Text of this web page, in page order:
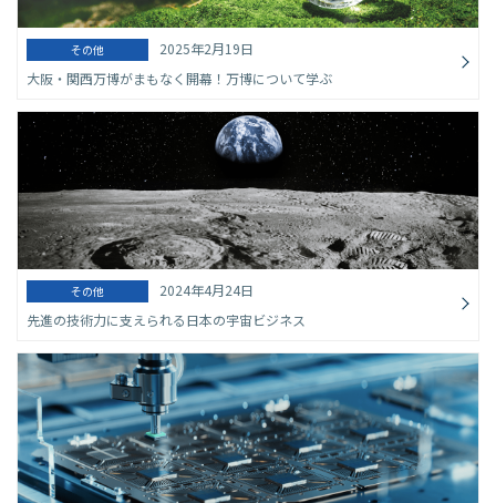
その他
2025年2月19日
大阪・関西万博がまもなく開幕！万博について学ぶ
その他
2024年4月24日
先進の技術力に支えられる日本の宇宙ビジネス